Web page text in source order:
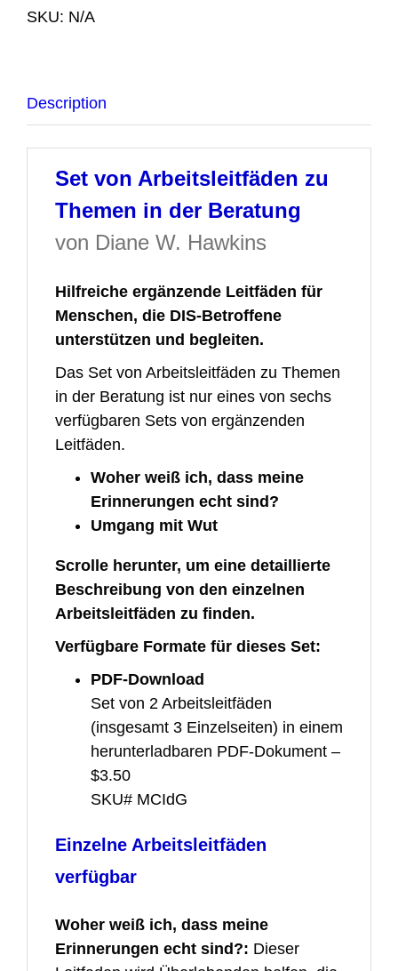
zu
Beratung
quantity
SKU: N/A
Description
Set von Arbeitsleitfäden zu
Themen in der Beratung
von Diane W. Hawkins
Hilfreiche ergänzende Leitfäden für
Menschen, die DIS-Betroffene
unterstützen und begleiten.
Das Set von Arbeitsleitfäden zu Themen
in der Beratung ist nur eines von sechs
verfügbaren Sets von ergänzenden
Leitfäden.
Woher weiß ich, dass meine
Erinnerungen echt sind?
Umgang mit Wut
Scrolle herunter, um eine detaillierte
Beschreibung von den einzelnen
Arbeitsleitfäden zu finden.
Verfügbare Formate für dieses Set:
PDF-Download
Set von 2 Arbeitsleitfäden
(insgesamt 3 Einzelseiten) in einem
herunterladbaren PDF-Dokument –
$3.50
SKU# MCIdG
Einzelne Arbeitsleitfäden
verfügbar
Woher weiß ich, dass meine
Erinnerungen echt sind?: Dieser